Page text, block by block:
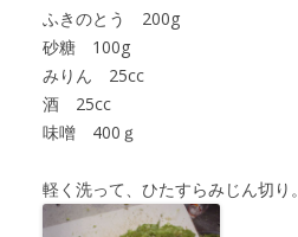
ふきのとう 200g
砂糖 100g
みりん 25cc
酒 25cc
味噌 400ｇ
軽く洗って、ひたすらみじん切り。